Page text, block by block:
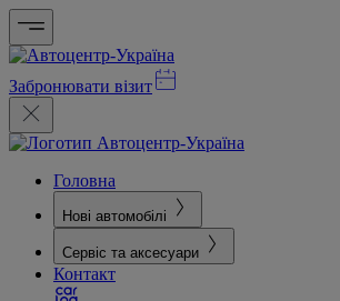
Забронювати візит
Головна
Нові автомобілі
Сервіс та аксесуари
Контакт